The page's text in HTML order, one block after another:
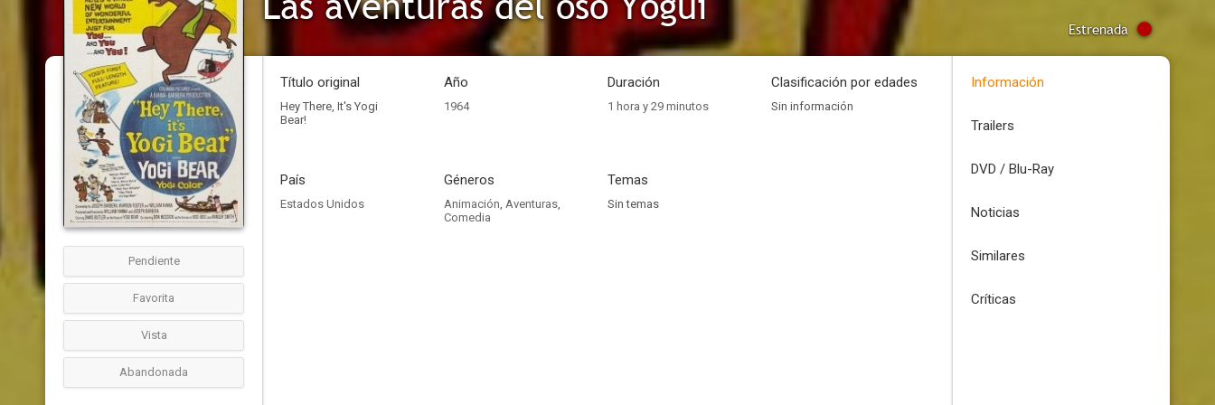
Estrenada
Pendiente
Favorita
Vista
Abandonada
Título original
Hey There, It's Yogi
Bear!
Año
1964
Duración
1 hora y 29 minutos
Clasificación por edades
Sin información
País
Estados Unidos
Géneros
Animación, Aventuras,
Comedia
Temas
Sin temas
Información
Trailers
DVD / Blu-Ray
Noticias
Similares
Críticas